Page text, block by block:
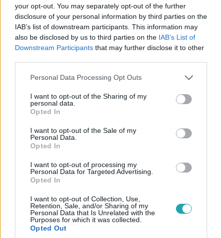
your opt-out. You may separately opt-out of the further
disclosure of your personal information by third parties on the
IAB’s list of downstream participants. This information may
also be disclosed by us to third parties on the IAB’s List of
Downstream Participants that may further disclose it to other
Please note that this website/app uses one or more Google
not limited to your visit or usage behaviour. You may click to
grant or deny consent to Google and its third-party tags to
use your data for below specified purposes in below Google
consent section.
Personal Data Processing Opt Outs
I want to opt-out of the Sharing of my
personal data.
Opted In
I want to opt-out of the Sale of my
Personal Data.
Opted In
I want to opt-out of processing my
Personal Data for Targeted Advertising.
Opted In
I want to opt-out of Collection, Use,
Retention, Sale, and/or Sharing of my
Personal Data that Is Unrelated with the
Purposes for which it was collected.
Opted Out
2024. január 29. 18:59
Amerikai katonák haltak meg egy
dróntámadásban, Biden válaszlépést ígért
Iránnak
az amerikai elnök nemzetbiztonsági szóvivője. John Kirby
azután szólalt meg, hogy Joe Biden válaszlépést ígért a
dróntámadásra, amelyben három amerikai katona
meghalt, és többen megsebesültek. Washington szerint
Irán támogatja a szélsőséges szervezetet, amely magára